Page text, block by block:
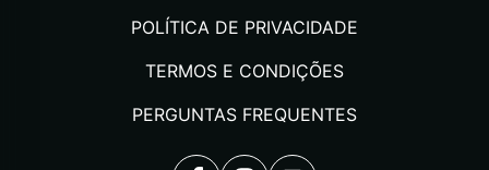
POLÍTICA DE PRIVACIDADE
TERMOS E CONDIÇÕES
PERGUNTAS FREQUENTES